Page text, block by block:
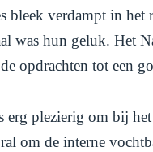
bleek verdampt in het
was hun geluk. Het
opdrachten tot een
erg plezierig om bij
om de interne